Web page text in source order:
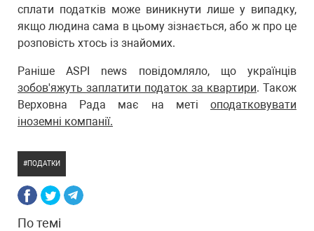
сплати податків може виникнути лише у випадку,
якщо людина сама в цьому зізнається, або ж про це
розповість хтось із знайомих.
Раніше ASPI news повідомляло, що українців
зобов'яжуть заплатити податок за квартири. Також
Верховна Рада має на меті оподатковувати
іноземні компанії.
ПОДАТКИ
По темі